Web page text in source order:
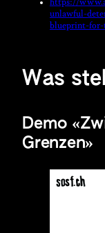
https://
unlawful-
blueprint-
Was
Demo
Grenzen»